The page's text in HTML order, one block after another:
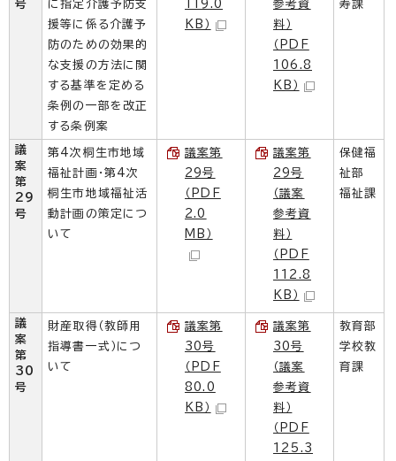
号
に指定介護予防支
援等に係る介護予
防のための効果的
な支援の方法に関
する基準を定める
条例の一部を改正
する条例案
119.0
KB）
参考資
料）
（PDF
106.8
KB）
寿課
議
案
第
29
号
第4次桐生市地域
福祉計画・第4次
桐生市地域福祉活
動計画の策定につ
いて
議案第
29号
（PDF
2.0
MB）
議案第
29号
（議案
参考資
料）
（PDF
112.8
KB）
保健福
祉部
福祉課
議
案
第
30
号
財産取得（教師用
指導書一式）につ
いて
議案第
30号
（PDF
80.0
KB）
議案第
30号
（議案
参考資
料）
（PDF
125.3
教育部
学校教
育課